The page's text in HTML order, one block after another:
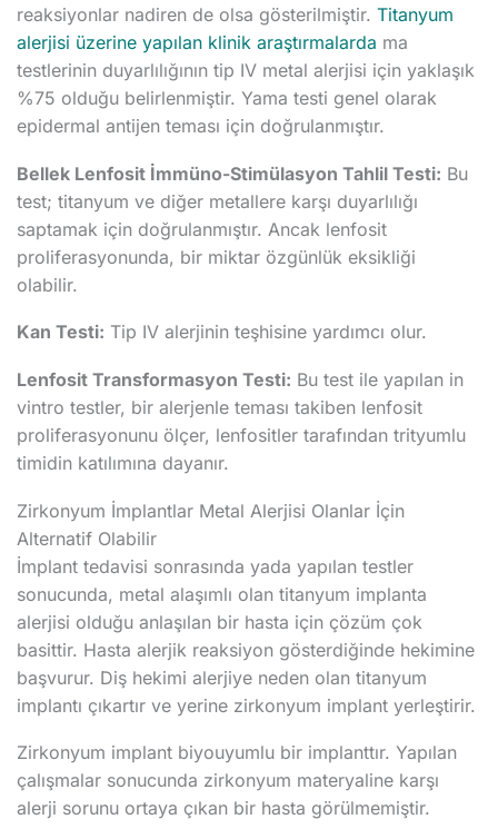
reaksiyonlar nadiren de olsa gösterilmiştir. Titanyum
alerjisi üzerine yapılan klinik araştırmalarda ma
testlerinin duyarlılığının tip IV metal alerjisi için yaklaşık
%75 olduğu belirlenmiştir. Yama testi genel olarak
epidermal antijen teması için doğrulanmıştır.
Bellek Lenfosit İmmüno-Stimülasyon Tahlil Testi: Bu
test; titanyum ve diğer metallere karşı duyarlılığı
saptamak için doğrulanmıştır. Ancak lenfosit
proliferasyonunda, bir miktar özgünlük eksikliği
olabilir.
Kan Testi: Tip IV alerjinin teşhisine yardımcı olur.
Lenfosit Transformasyon Testi: Bu test ile yapılan in
vintro testler, bir alerjenle teması takiben lenfosit
proliferasyonunu ölçer, lenfositler tarafından trityumlu
timidin katılımına dayanır.
Zirkonyum İmplantlar Metal Alerjisi Olanlar İçin
Alternatif Olabilir
İmplant tedavisi sonrasında yada yapılan testler
sonucunda, metal alaşımlı olan titanyum implanta
alerjisi olduğu anlaşılan bir hasta için çözüm çok
basittir. Hasta alerjik reaksiyon gösterdiğinde hekimine
başvurur. Diş hekimi alerjiye neden olan titanyum
implantı çıkartır ve yerine zirkonyum implant yerleştirir.
Zirkonyum implant biyouyumlu bir implanttır. Yapılan
çalışmalar sonucunda zirkonyum materyaline karşı
alerji sorunu ortaya çıkan bir hasta görülmemiştir.